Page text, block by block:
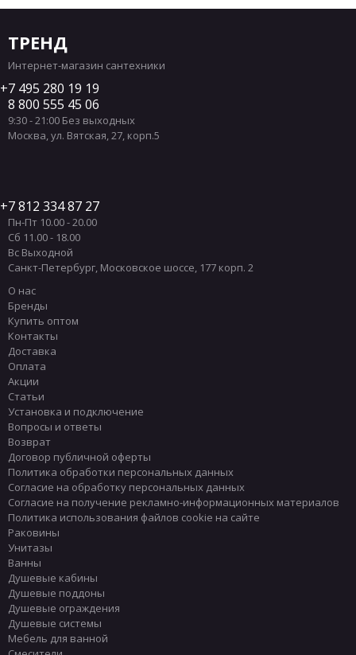
ТРЕНД
Интернет-магазин сантехники
7 495 280 19 19
8 800 555 45 06
9:30 - 21:00 Без выходных
Москва,ул. Вятская, 27, корп.5
7 812 334 87 27
Пн-Пт 10.00 - 20.00
Сб 11.00 - 18.00
Вс Выходной
Санкт-Петербург, Московское шоссе, 177 корп. 2
О нас
Бренды
Купить оптом
Контакты
Доставка
Оплата
Акции
Статьи
Установка и подключение
Вопросы и ответы
Возврат
Договор публичной оферты
Политика обработки персональных данных
Согласие на обработку персональных данных
Согласие на получение рекламно-информационных материалов
Политика использования файлов cookie на сайте
Раковины
Унитазы
Ванны
Душевые кабины
Душевые поддоны
Душевые ограждения
Душевые системы
Мебель для ванной